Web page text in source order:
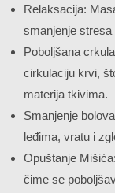
Relaksacija:
smanjenje stresa
Poboljšana
cirkulaciju krvi,
materija tkivima.
Smanjenje
leđima, vratu i
Opuštanje
čime se